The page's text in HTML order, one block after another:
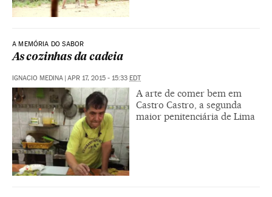
A MEMÓRIA DO SABOR
As cozinhas da cadeia
IGNACIO MEDINA | APR 17, 2015 - 15:33 EDT
A arte de comer bem em
Castro Castro, a segunda
maior penitenciária de Lima